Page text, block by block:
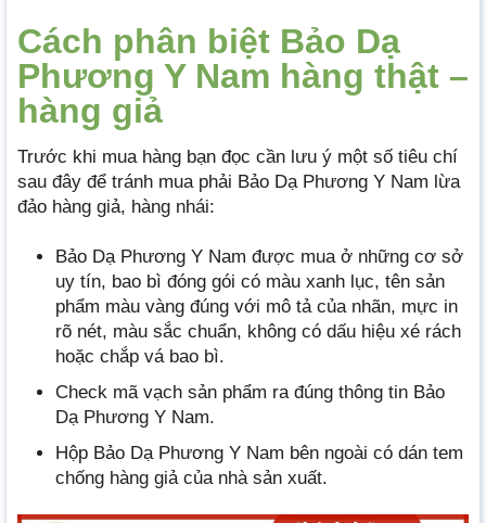
Cách phân biệt Bảo Dạ
Phương Y Nam hàng thật –
hàng giả
Trước khi mua hàng bạn đọc cần lưu ý một số tiêu chí
sau đây để tránh mua phải Bảo Dạ Phương Y Nam lừa
đảo hàng giả, hàng nhái:
Bảo Dạ Phương Y Nam được mua ở những cơ sở
uy tín, bao bì đóng gói có màu xanh lục, tên sản
phẩm màu vàng đúng với mô tả của nhãn, mực in
rõ nét, màu sắc chuẩn, không có dấu hiệu xé rách
hoặc chắp vá bao bì.
Check mã vạch sản phẩm ra đúng thông tin Bảo
Dạ Phương Y Nam.
Hộp Bảo Dạ Phương Y Nam bên ngoài có dán tem
chống hàng giả của nhà sản xuất.